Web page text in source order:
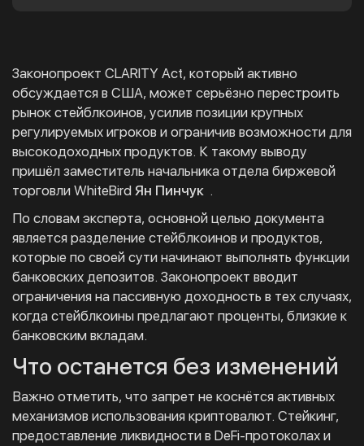
Законопроект CLARITY Act, который активно
обсуждается в США, может серьёзно перестроить
рынок стейблкоинов, усилив позиции крупных
регулируемых игроков и ограничив возможности для
высокодоходных продуктов. К такому выводу
пришёл заместитель начальника отдела биржевой
торговли WhiteBird Ян Пинчук .
По словам эксперта, основной целью документа
является разделение стейблкоинов и продуктов,
которые по своей сути начинают выполнять функции
банковских депозитов. Законопроект вводит
ограничения на пассивную доходность в тех случаях,
когда стейблкоины предлагают проценты, близкие к
банковским вкладам.
Что останется без изменений
Важно отметить, что запрет не коснётся активных
механизмов использования криптовалют. Стейкинг,
предоставление ликвидности в DeFi-протоколах и